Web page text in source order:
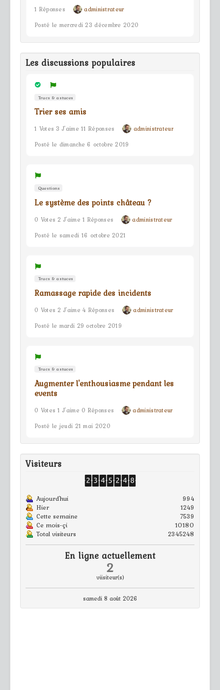
1 Réponses
administrateur
Posté le mercredi 23 décembre 2020
Les discussions populaires
Trucs & astuces
Trier ses amis
1 Votes 3 J'aime 11 Réponses
administrateur
Posté le dimanche 6 octobre 2019
Questions
Le système des points château ?
0 Votes 2 J'aime 1 Réponses
administrateur
Posté le samedi 16 octobre 2021
Trucs & astuces
Ramassage rapide des incidents
0 Votes 2 J'aime 4 Réponses
administrateur
Posté le mardi 29 octobre 2019
Trucs & astuces
Augmenter l'enthousiasme pendant les
events
0 Votes 1 J'aime 0 Réponses
administrateur
Posté le jeudi 21 mai 2020
Visiteurs
Aujourd'hui
994
Hier
1249
Cette semaine
7539
Ce mois-çi
10180
Total visiteurs
2345248
En ligne actuellement
2
viisiteur(s)
samedi 8 août 2026